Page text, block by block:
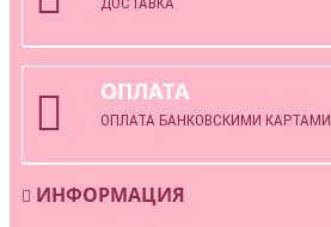
ОПЛАТА
ОПЛАТА БАНКОВСКИМИ КАРТАМИ
ИНФОРМАЦИЯ